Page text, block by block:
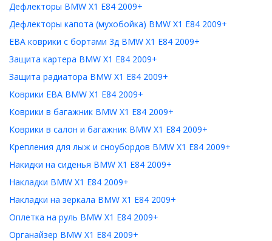
Дефлекторы BMW X1 E84 2009+
Дефлекторы капота (мухобойка) BMW X1 E84 2009+
ЕВА коврики с бортами 3д BMW X1 E84 2009+
Защита картера BMW X1 E84 2009+
Защита радиатора BMW X1 E84 2009+
Коврики ЕВА BMW X1 E84 2009+
Коврики в багажник BMW X1 E84 2009+
Коврики в салон и багажник BMW X1 E84 2009+
Крепления для лыж и сноубордов BMW X1 E84 2009+
Накидки на сиденья BMW X1 E84 2009+
Накладки BMW X1 E84 2009+
Накладки на зеркала BMW X1 E84 2009+
Оплетка на руль BMW X1 E84 2009+
Органайзер BMW X1 E84 2009+